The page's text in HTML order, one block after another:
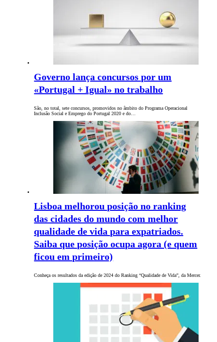
Governo lança concursos por um
«Portugal + Igual» no trabalho
São, no total, sete concursos, promovidos no âmbito do Programa Operacional
Inclusão Social e Emprego do Portugal 2020 e do…
Lisboa melhorou posição no ranking
das cidades do mundo com melhor
qualidade de vida para expatriados.
Saiba que posição ocupa agora (e quem
ficou em primeiro)
Conheça os resultados da edição de 2024 do Ranking “Qualidade de Vida”, da Mercer.